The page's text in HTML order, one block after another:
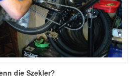
die Szekler?